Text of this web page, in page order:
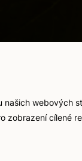
let.
našich webových
zobrazení cílené